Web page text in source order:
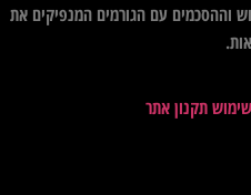
וההסכמים עם הגורמים המנפיקים את
תקנון אתר